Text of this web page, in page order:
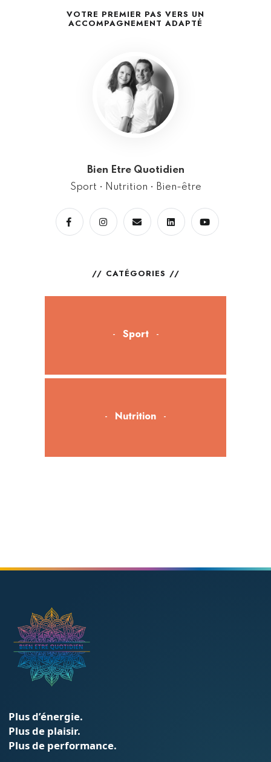
VOTRE PREMIER PAS VERS UN
ACCOMPAGNEMENT ADAPTÉ
Bien Etre Quotidien
Sport • Nutrition • Bien-être
CATÉGORIES
Sport
Nutrition
Plus d’énergie.
Plus de plaisir.
Plus de performance.